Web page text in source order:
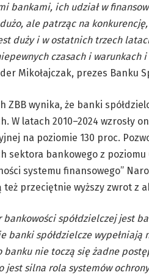
bankami, ich udział w
ale patrząc na
duży i w ostatnich trzech
czasach i warunkach
Mikołajczak, prezes Banku
ZBB wynika, że banki
W latach 2010–2024 wzrosły
na poziomie 130 proc.
sektora bankowego z
systemu finansowego”
też przeciętnie wyższy zwrot z
bankowości spółdzielczej jest
banki spółdzielcze wypełniają
banku nie toczą się żadne
jest silna rola systemów